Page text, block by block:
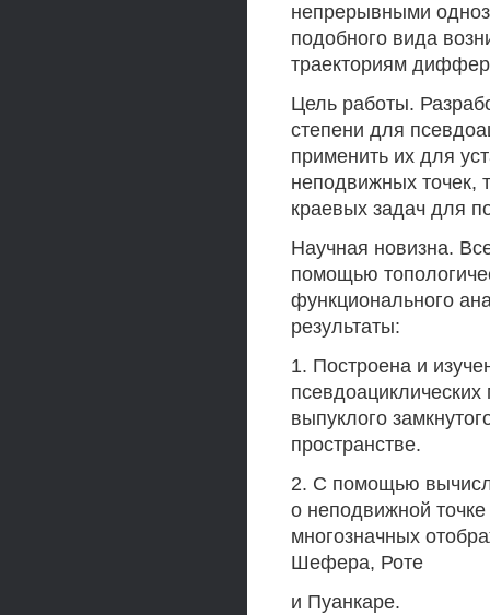
непрерывными
подобного вида
траекториям
Цель работы.
степени для
применить их для
неподвижных точек,
краевых задач для
Научная новизна.
помощью
функционального
результаты:
1. Построена и
выпуклого
пространстве.
2. С помощью
о неподвижной
многозначных
Шефера, Роте
и Пуанкаре.